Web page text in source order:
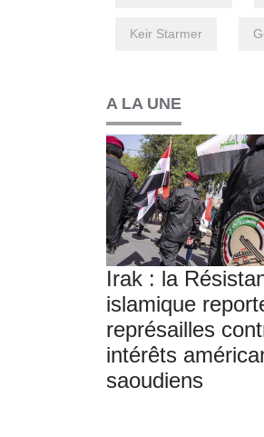
Keir Starmer
A LA UNE
Irak : la
islamique
représailles
intérêts
saoudiens